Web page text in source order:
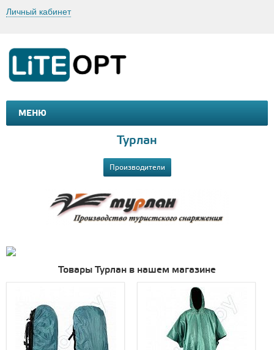
Личный кабинет
МЕНЮ
МАШИНКИ И МОТОЦИКЛЫ
Турлан
Производители
Товары Турлан в нашем магазине